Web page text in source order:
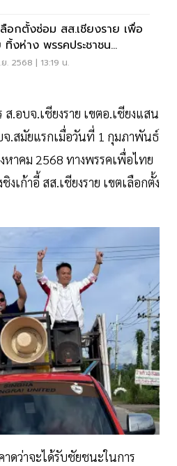
อกตั้งซ่อม สส.เชียงราย เพื่อ
ทิ้งห่าง พรรคประชาชน
ลอย
ย. 2568 | 13:19 น.
ส.อบจ.เชียงราย เขตอ.เชียงแสน
จ.สมัยแรกเมื่อวันที่ 1 กุมภาพันธ์
หาคม 2568 ทางพรรคเพื่อไทย
งเก้าอี้ สส.เชียงราย เขตเลือกตั้ง
ดว่าจะได้รับชัยชนะในการ